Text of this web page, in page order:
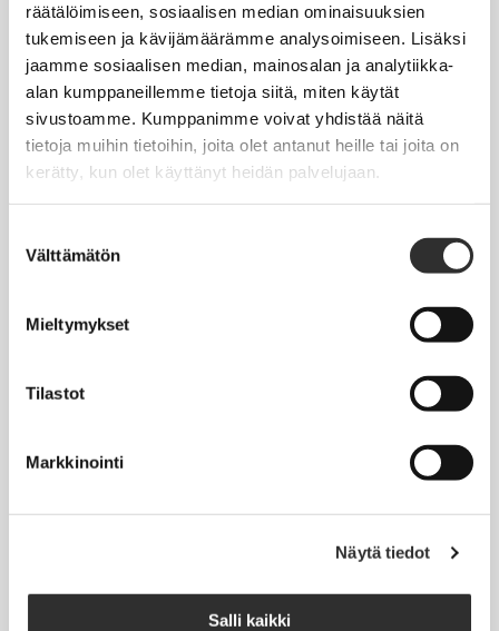
räätälöimiseen, sosiaalisen median ominaisuuksien
tukemiseen ja kävijämäärämme analysoimiseen. Lisäksi
jaamme sosiaalisen median, mainosalan ja analytiikka-
alan kumppaneillemme tietoja siitä, miten käytät
sivustoamme. Kumppanimme voivat yhdistää näitä
tietoja muihin tietoihin, joita olet antanut heille tai joita on
kerätty, kun olet käyttänyt heidän palvelujaan.
valinta
Välttämätön
Mieltymykset
Tilastot
Markkinointi
Näytä tiedot
Salli kaikki
Jäsenmaksujen työnantajaperintä
Jäsentietojen päivittäminen
Matkalaskut
AJANKOHTAISTA